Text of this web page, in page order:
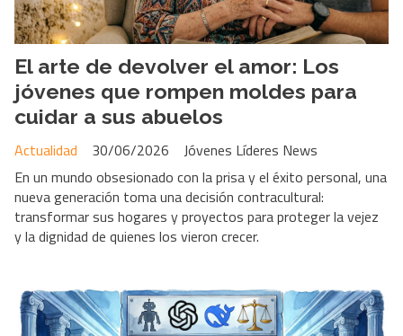
El arte de devolver el amor: Los
jóvenes que rompen moldes para
cuidar a sus abuelos
Jóvenes Líderes News
Actualidad
30/06/2026
En un mundo obsesionado con la prisa y el éxito personal, una
nueva generación toma una decisión contracultural:
transformar sus hogares y proyectos para proteger la vejez
y la dignidad de quienes los vieron crecer.